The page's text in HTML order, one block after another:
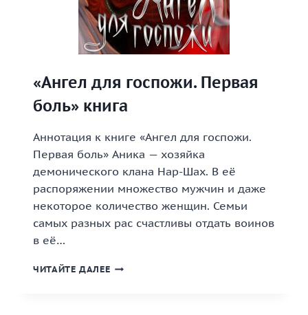
«Ангел для госпожи. Первая
боль» книга
Аннотация к книге «Ангел для госпожи.
Первая боль» Аника — хозяйка
демонического клана Нар-Шах. В её
распоряжении множество мужчин и даже
некоторое количество женщин. Семьи
самых разных рас счастливы отдать воинов
в её…
ЧИТАЙТЕ ДАЛЕЕ «АНГЕЛ